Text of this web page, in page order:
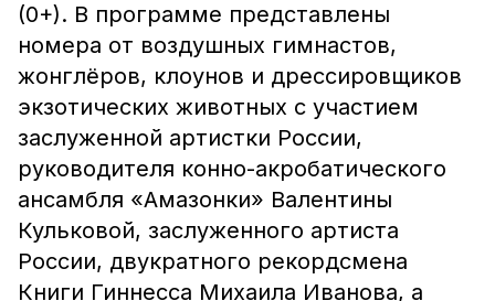
(0+). В программе представлены
номера от воздушных гимнастов,
жонглёров, клоунов и дрессировщиков
экзотических животных с участием
заслуженной артистки России,
руководителя конно-акробатического
ансамбля «Амазонки» Валентины
Кульковой, заслуженного артиста
России, двукратного рекордсмена
Книги Гиннесса Михаила Иванова, а